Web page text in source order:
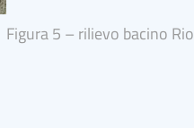
Figura 5 – rilievo bacino